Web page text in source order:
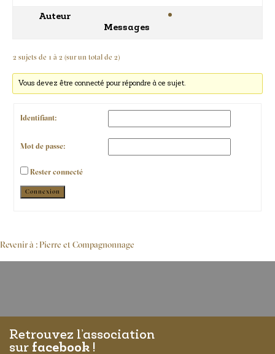
Auteur
Messages
2 sujets de 1 à 2 (sur un total de 2)
Vous devez être connecté pour répondre à ce sujet.
Identifiant:
Mot de passe:
Rester connecté
Alternative:
Connexion
Revenir à : Pierre et Compagnonnage
Retrouvez l’association
sur facebook !